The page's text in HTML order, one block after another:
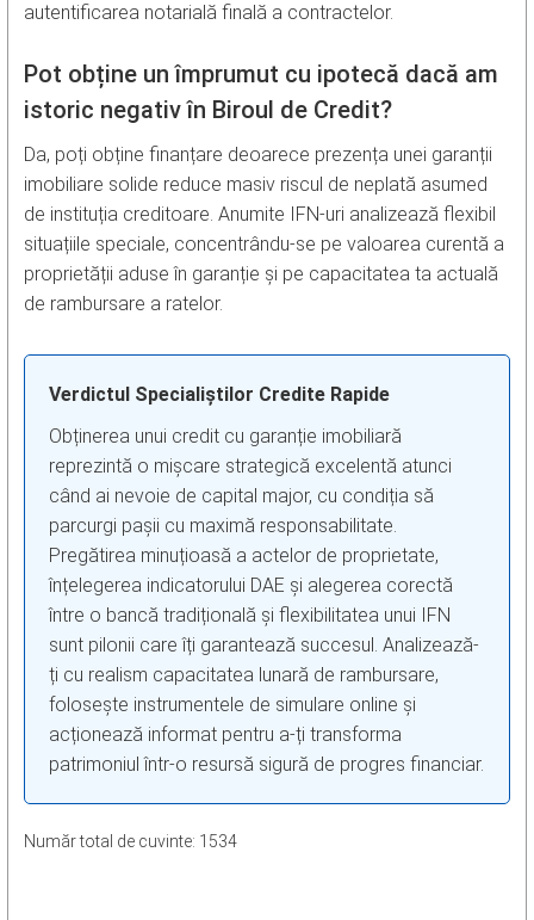
autentificarea notarială finală a contractelor.
Pot obține un împrumut cu ipotecă dacă am
istoric negativ în Biroul de Credit?
Da, poți obține finanțare deoarece prezența unei garanții
imobiliare solide reduce masiv riscul de neplată asumed
de instituția creditoare. Anumite IFN-uri analizează flexibil
situațiile speciale, concentrându-se pe valoarea curentă a
proprietății aduse în garanție și pe capacitatea ta actuală
de rambursare a ratelor.
Verdictul Specialiștilor Credite Rapide
Obținerea unui credit cu garanție imobiliară
reprezintă o mișcare strategică excelentă atunci
când ai nevoie de capital major, cu condiția să
parcurgi pașii cu maximă responsabilitate.
Pregătirea minuțioasă a actelor de proprietate,
înțelegerea indicatorului DAE și alegerea corectă
între o bancă tradițională și flexibilitatea unui IFN
sunt pilonii care îți garantează succesul. Analizează-
ți cu realism capacitatea lunară de rambursare,
folosește instrumentele de simulare online și
acționează informat pentru a-ți transforma
patrimoniul într-o resursă sigură de progres financiar.
Număr total de cuvinte: 1534